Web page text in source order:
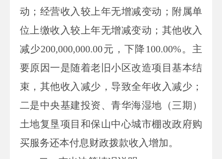
动；经营收入较上年无增减变动；附属单
位上缴收入较上年无增减变动；其他收入
减少200,000,000.00元，下降 100.00%。主
要原因一是随着老旧小区改造项目基本结
束，其他收入减少，导致全年收入减少；
二是中央基建投资、青华海湿地（三期）
土地复垦项目和保山中心城市棚改政府购
买服务还本付息财政拨款收入增加。